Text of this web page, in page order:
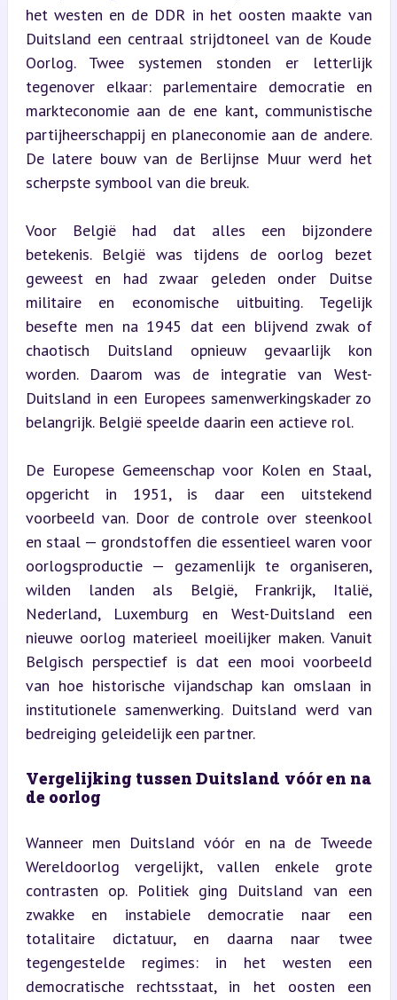
het westen en de DDR in het oosten maakte van
Duitsland een centraal strijdtoneel van de Koude
Oorlog. Twee systemen stonden er letterlijk
tegenover elkaar: parlementaire democratie en
markteconomie aan de ene kant, communistische
partijheerschappij en planeconomie aan de andere.
De latere bouw van de Berlijnse Muur werd het
scherpste symbool van die breuk.
Voor België had dat alles een bijzondere
betekenis. België was tijdens de oorlog bezet
geweest en had zwaar geleden onder Duitse
militaire en economische uitbuiting. Tegelijk
besefte men na 1945 dat een blijvend zwak of
chaotisch Duitsland opnieuw gevaarlijk kon
worden. Daarom was de integratie van West-
Duitsland in een Europees samenwerkingskader zo
belangrijk. België speelde daarin een actieve rol.
De Europese Gemeenschap voor Kolen en Staal,
opgericht in 1951, is daar een uitstekend
voorbeeld van. Door de controle over steenkool
en staal — grondstoffen die essentieel waren voor
oorlogsproductie — gezamenlijk te organiseren,
wilden landen als België, Frankrijk, Italië,
Nederland, Luxemburg en West-Duitsland een
nieuwe oorlog materieel moeilijker maken. Vanuit
Belgisch perspectief is dat een mooi voorbeeld
van hoe historische vijandschap kan omslaan in
institutionele samenwerking. Duitsland werd van
bedreiging geleidelijk een partner.
Vergelijking tussen Duitsland vóór en na
de oorlog
Wanneer men Duitsland vóór en na de Tweede
Wereldoorlog vergelijkt, vallen enkele grote
contrasten op. Politiek ging Duitsland van een
zwakke en instabiele democratie naar een
totalitaire dictatuur, en daarna naar twee
tegengestelde regimes: in het westen een
democratische rechtsstaat, in het oosten een